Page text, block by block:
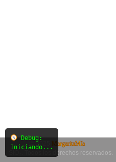
© 2025
MargaritaMía
– SiO₂. Todos los derechos reservados.
Debug:
Iniciando...